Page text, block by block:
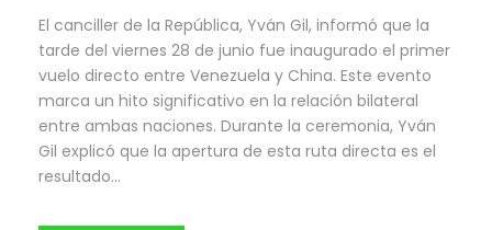
El canciller de la República, Yván Gil, informó que la
tarde del viernes 28 de junio fue inaugurado el primer
vuelo directo entre Venezuela y China. Este evento
marca un hito significativo en la relación bilateral
entre ambas naciones. Durante la ceremonia, Yván
Gil explicó que la apertura de esta ruta directa es el
resultado...